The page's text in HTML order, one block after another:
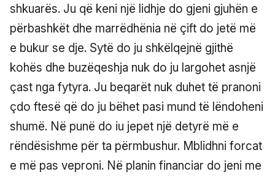
shkuarës. Ju që keni një lidhje do gjeni gjuhën e
përbashkët dhe marrëdhënia në çift do jetë më
e bukur se dje. Sytë do ju shkëlqejnë gjithë
kohës dhe buzëqeshja nuk do ju largohet asnjë
çast nga fytyra. Ju beqarët nuk duhet të pranoni
çdo ftesë që do ju bëhet pasi mund të lëndoheni
shumë. Në punë do iu jepet një detyrë më e
rëndësishme për ta përmbushur. Mblidhni forcat
e më pas veproni. Në planin financiar do jeni me